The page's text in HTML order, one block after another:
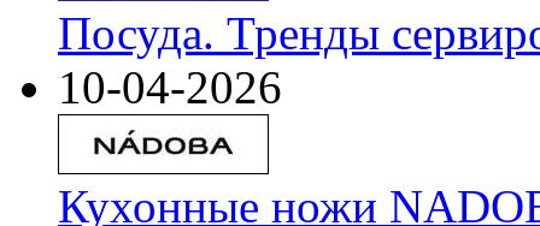
Посуда. Тренды
10-04-2026
Кухонные ножи